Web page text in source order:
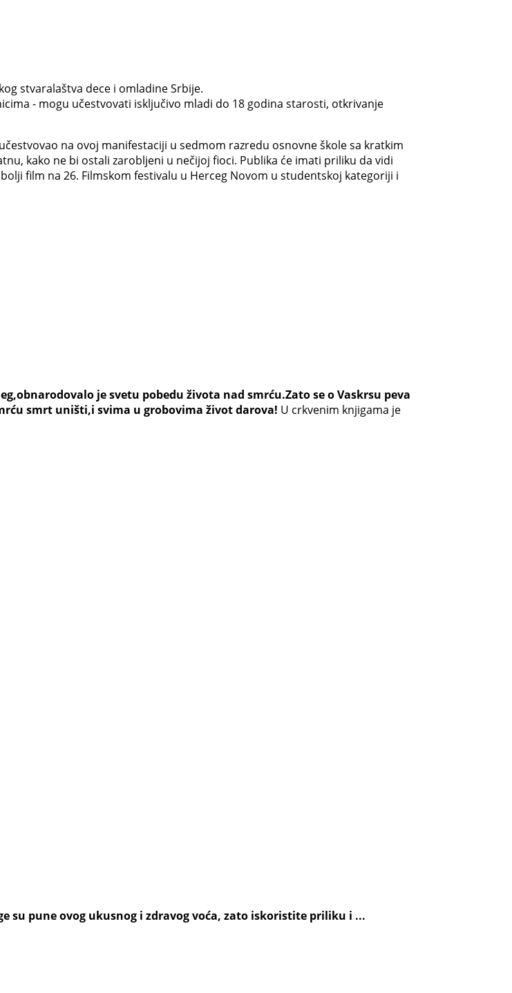
stvaralaštva dece i omladine Srbije.
- mogu učestvovati isključivo mladi do 18 godina starosti, otkrivanje
na ovoj manifestaciji u sedmom razredu osnovne škole sa kratkim
kako ne bi ostali zarobljeni u nečijoj fioci. Publika će imati priliku da vidi
film na 26. Filmskom festivalu u Herceg Novom u studentskoj kategoriji i
je svetu pobedu života nad smrću.Zato se o Vaskrsu peva
smrt uništi,i svima u grobovima život darova! U crkvenim knjigama je
su pune ovog ukusnog i zdravog voća, zato iskoristite priliku i ...